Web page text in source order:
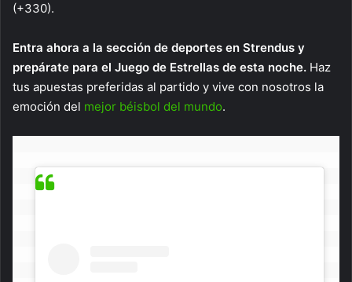
(+330).
Entra ahora a la sección de deportes en Strendus y
prepárate para el Juego de Estrellas de esta noche. Haz
tus apuestas preferidas al partido y vive con nosotros la
emoción del mejor béisbol del mundo.